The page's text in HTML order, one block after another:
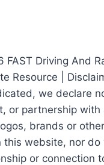
Driving And
Resource |
we declare
or partnership with
brands or
this website, nor do
or connection